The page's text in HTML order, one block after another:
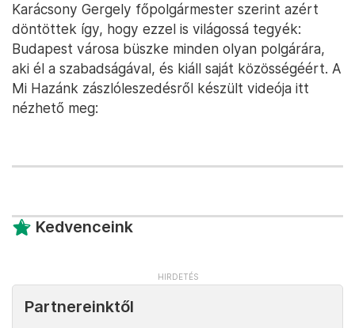
Karácsony Gergely főpolgármester szerint azért
döntöttek így, hogy ezzel is világossá tegyék:
Budapest városa büszke minden olyan polgárára,
aki él a szabadságával, és kiáll saját közösségéért. A
Mi Hazánk zászlóleszedésről készült videója itt
nézhető meg:
Kedvenceink
Partnereinktől